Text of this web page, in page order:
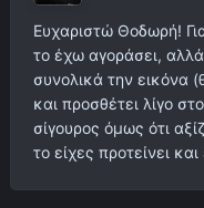
Ευχαριστώ Θοδωρή!
το έχω αγοράσει, αλλά
συνολικά την εικόνα
και προσθέτει λίγο
σίγουρος όμως ότι
το είχες προτείνει